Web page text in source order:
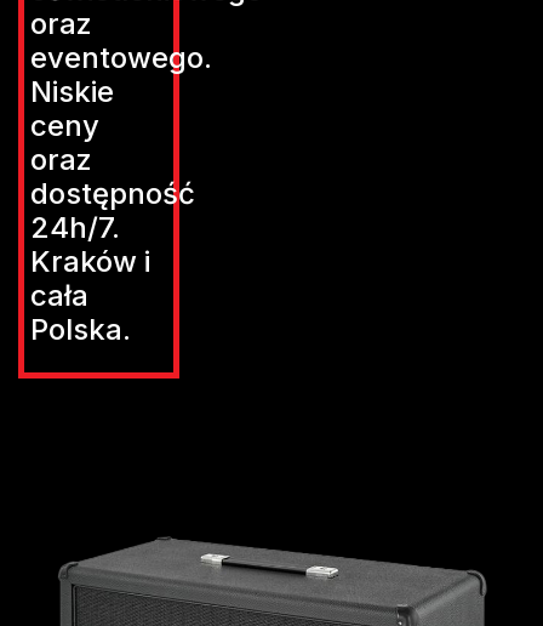
oraz
eventowego.
Niskie
ceny
oraz
dostępność
24h/7.
Kraków i
cała
Polska.